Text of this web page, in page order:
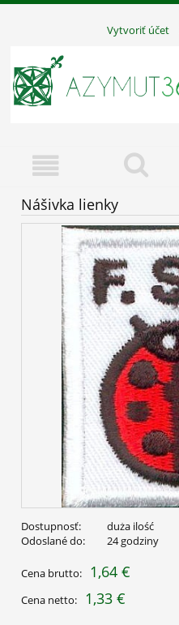
Vytvoriť účet
Nášivka lienky
Dostupnosť:
duża ilość
Odoslané do:
24 godziny
Cena brutto: 1,64 €
Cena netto: 1,33 €